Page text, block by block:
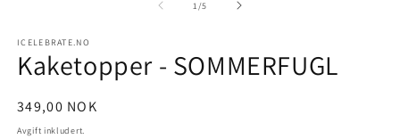
1/av
5
ICELEBRATE.NO
Kaketopper - SOMMERFUGL
Vanlig
pris
349,00 NOK
Avgift inkludert.